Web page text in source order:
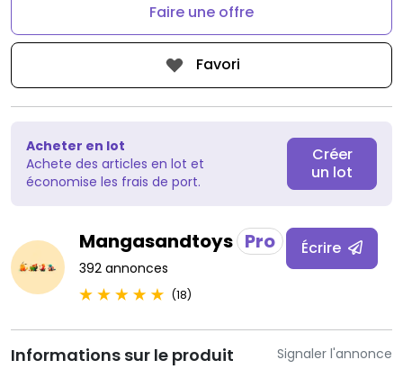
Faire une offre
Favori
Acheter en lot
Achete des articles en lot et
économise les frais de port.
Créer
un lot
Mangasandtoys Pro
392 annonces
(18)
Écrire
Signaler l'annonce
Informations sur le produit